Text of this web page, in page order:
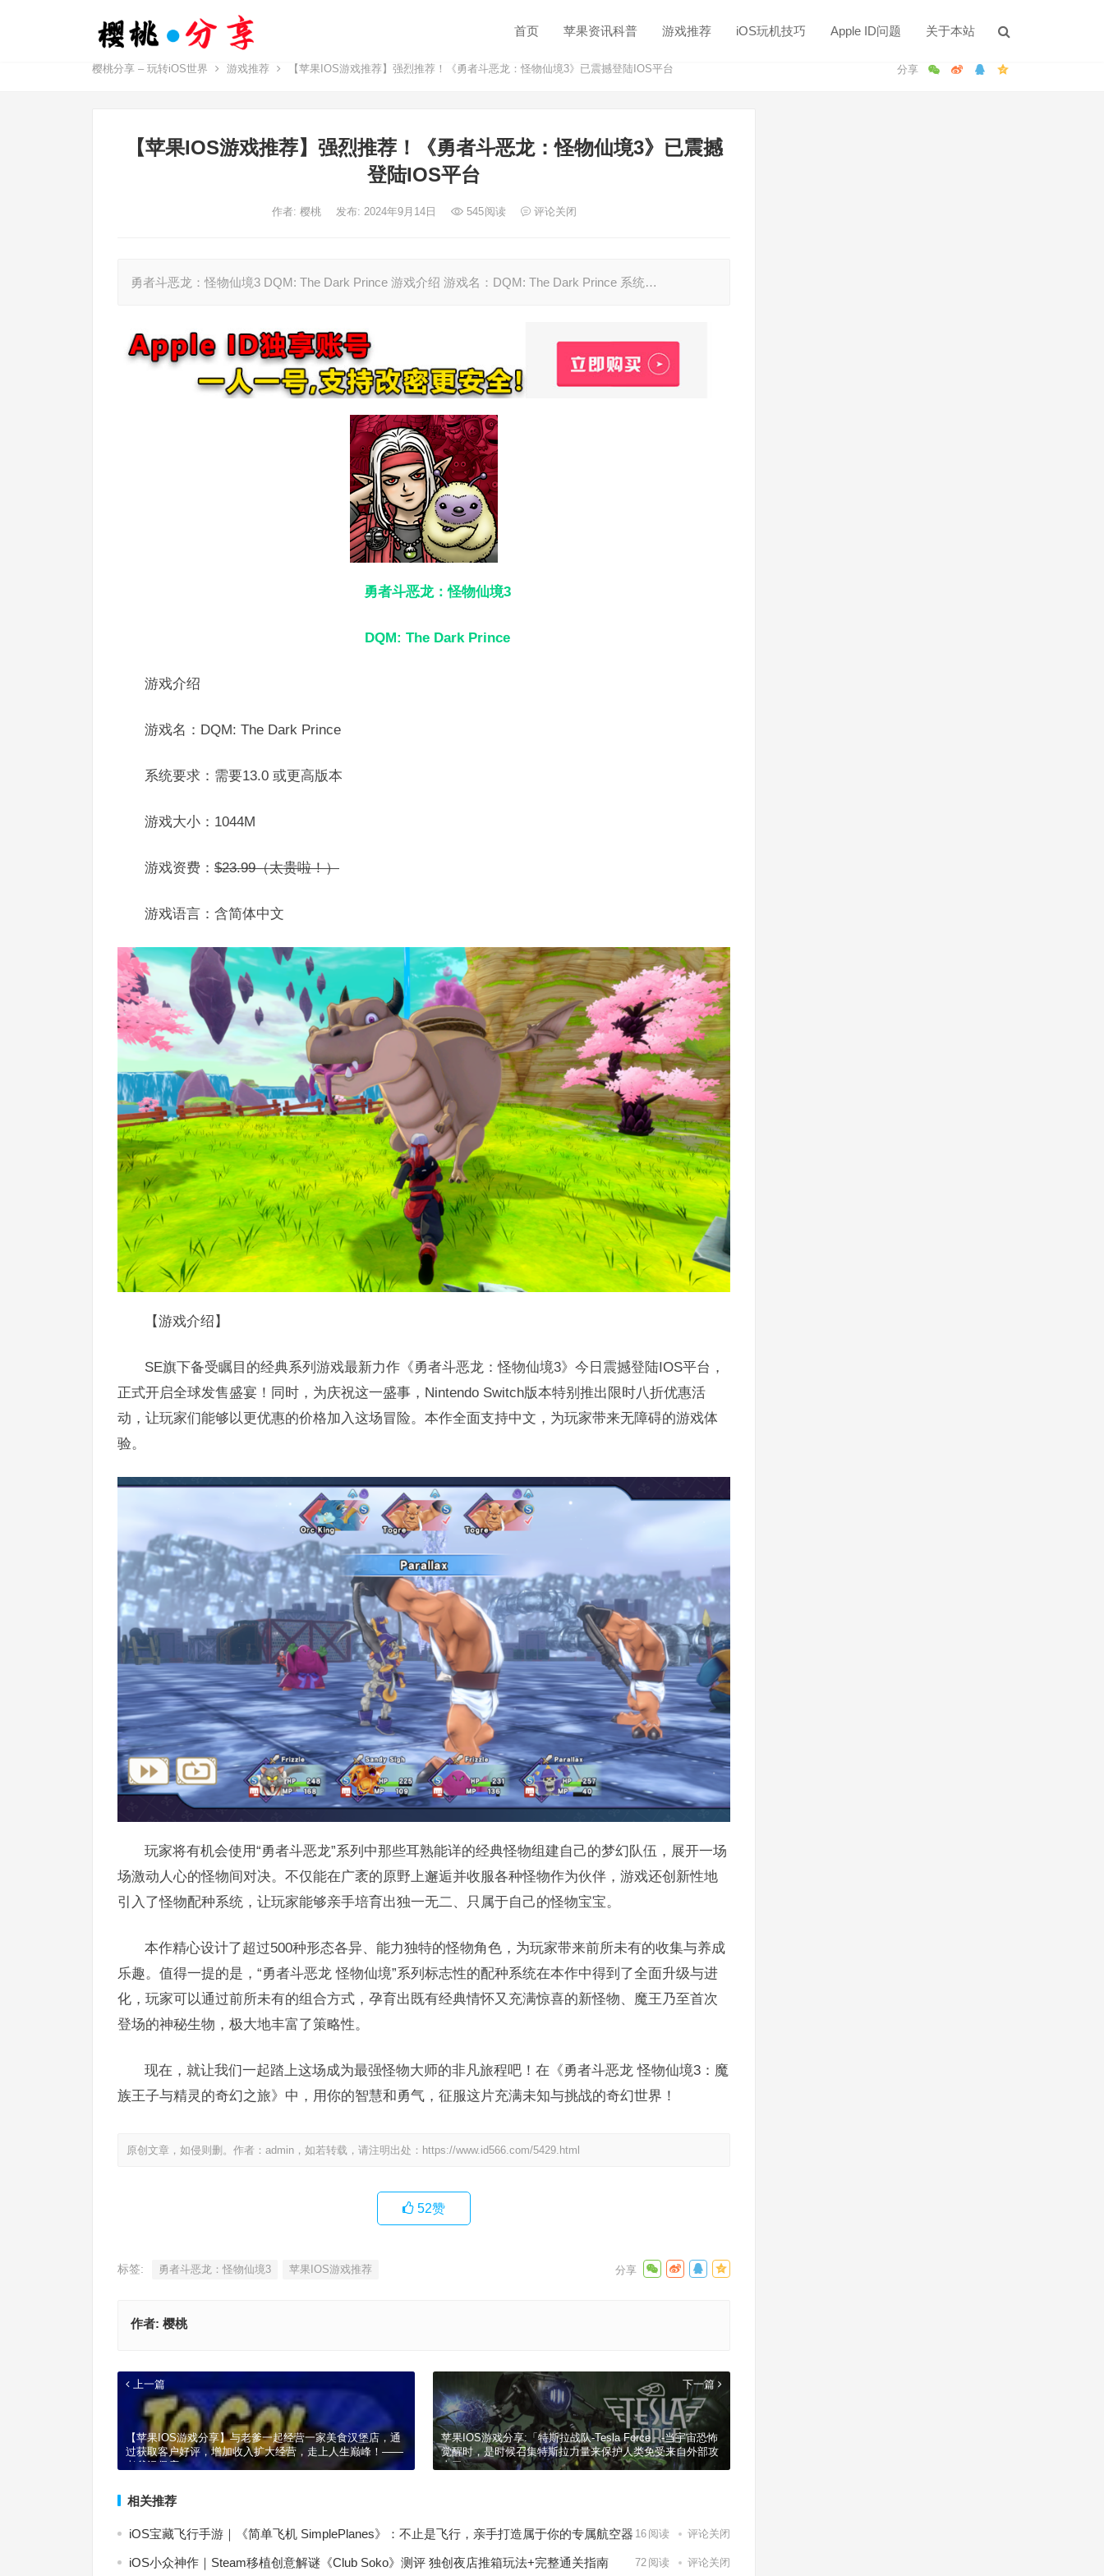
首页 苹果资讯科普 游戏推荐 iOS玩机技巧 Apple ID问题 关于本站
樱桃分享 – 玩转iOS世界 游戏推荐 【苹果IOS游戏推荐】强烈推荐！《勇者斗恶龙：怪物仙境3》已震撼登陆IOS平台
【苹果IOS游戏推荐】强烈推荐！《勇者斗恶龙：怪物仙境3》已震撼
登陆IOS平台
作者: 樱桃 发布: 2024年9月14日 545阅读 评论关闭
勇者斗恶龙：怪物仙境3 DQM: The Dark Prince 游戏介绍 游戏名：DQM: The Dark Prince 系统…
勇者斗恶龙：怪物仙境3
DQM: The Dark Prince
游戏介绍
游戏名：DQM: The Dark Prince
系统要求：需要13.0 或更高版本
游戏大小：1044M
游戏资费： $23.99（太贵啦！）
游戏语言：含简体中文
【游戏介绍】
SE旗下备受瞩目的经典系列游戏最新力作《勇者斗恶龙：怪物仙境3》今日震撼登陆IOS平台，
正式开启全球发售盛宴！同时，为庆祝这一盛事，Nintendo Switch版本特别推出限时八折优惠活
动，让玩家们能够以更优惠的价格加入这场冒险。本作全面支持中文，为玩家带来无障碍的游戏体
验。
玩家将有机会使用“勇者斗恶龙”系列中那些耳熟能详的经典怪物组建自己的梦幻队伍，展开一场
场激动人心的怪物间对决。不仅能在广袤的原野上邂逅并收服各种怪物作为伙伴，游戏还创新性地
引入了怪物配种系统，让玩家能够亲手培育出独一无二、只属于自己的怪物宝宝。
本作精心设计了超过500种形态各异、能力独特的怪物角色，为玩家带来前所未有的收集与养成
乐趣。值得一提的是，“勇者斗恶龙 怪物仙境”系列标志性的配种系统在本作中得到了全面升级与进
化，玩家可以通过前所未有的组合方式，孕育出既有经典情怀又充满惊喜的新怪物、魔王乃至首次
登场的神秘生物，极大地丰富了策略性。
现在，就让我们一起踏上这场成为最强怪物大师的非凡旅程吧！在《勇者斗恶龙 怪物仙境3：魔
族王子与精灵的奇幻之旅》中，用你的智慧和勇气，征服这片充满未知与挑战的奇幻世界！
原创文章，如侵则删。作者：admin，如若转载，请注明出处： https://www.id566.com/5429.html
52赞
标签: 勇者斗恶龙：怪物仙境3 苹果IOS游戏推荐
作者: 樱桃
上一篇
【苹果IOS游戏分享】与老爹一起经营一家美食汉堡店，通
过获取客户好评，增加收入扩大经营，走上人生巅峰！——
老爹汉堡店
下一篇
苹果IOS游戏分享:「特斯拉战队-Tesla Force」-当宇宙恐怖
觉醒时，是时候召集特斯拉力量来保护人类免受来自外部攻
击了！
相关推荐
iOS宝藏飞行手游｜《简单飞机 SimplePlanes》：不止是飞行，亲手打造属于你的专属航空器 16 阅读 评论关闭
iOS小众神作｜Steam移植创意解谜《Club Soko》测评 独创夜店推箱玩法+完整通关指南 72 阅读 评论关闭